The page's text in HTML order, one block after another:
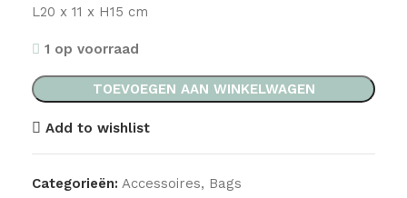
L20 x 11 x H15 cm
1 op voorraad
TOEVOEGEN AAN WINKELWAGEN
Add to wishlist
Categorieën: Accessoires, Bags